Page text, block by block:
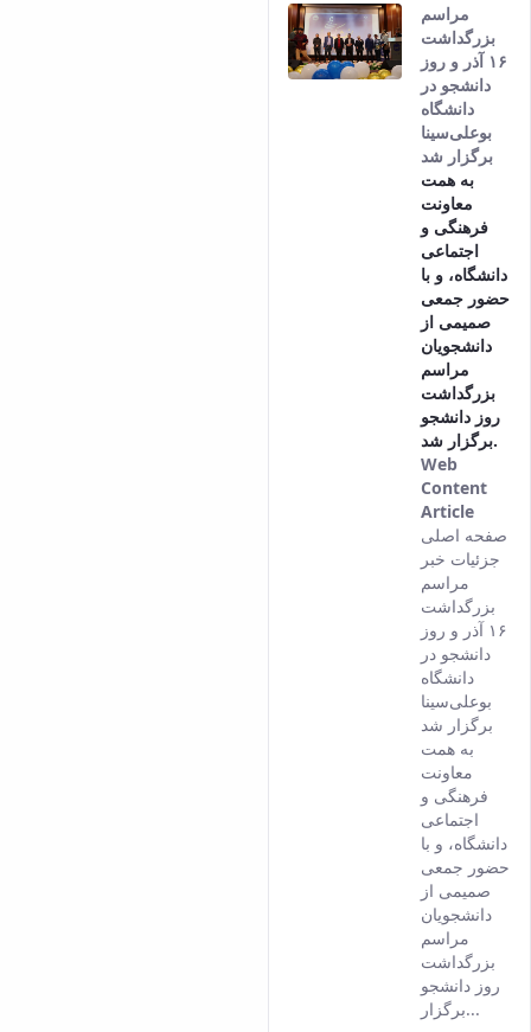
مراسم
بزرگداشت
۱۶ آذر و روز
دانشجو در
دانشگاه
بوعلی‌سینا
برگزار شد
به همت
معاونت
فرهنگی و
اجتماعی
دانشگاه، و با
حضور جمعی
صمیمی از
دانشجویان
مراسم
بزرگداشت
روز دانشجو
برگزار شد.
Web
Content
Article
This
comes
the
صفحه اصلی
جزئیات خبر
مراسم
بزرگداشت
۱۶ آذر و روز
دانشجو در
دانشگاه
بوعلی‌سینا
برگزار شد
به همت
معاونت
فرهنگی و
اجتماعی
دانشگاه، و با
حضور جمعی
صمیمی از
دانشجویان
مراسم
بزرگداشت
روز دانشجو
برگزار...